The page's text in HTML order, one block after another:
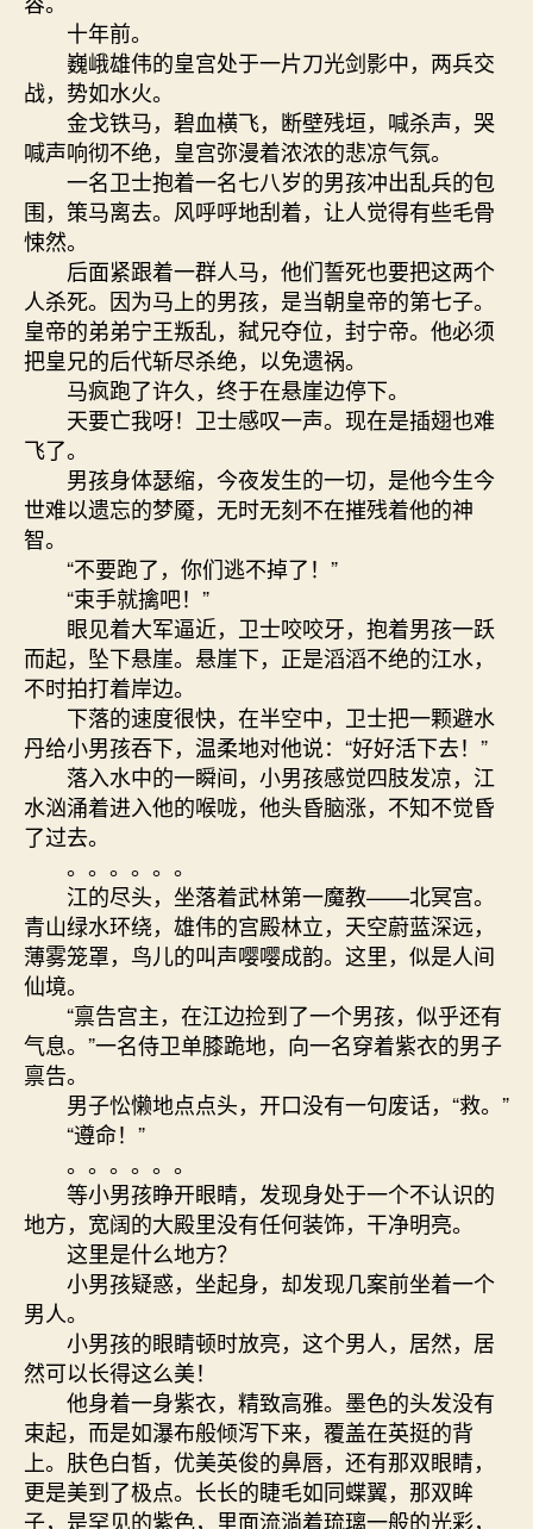
十年前。
巍峨雄伟的皇宫处于一片刀光剑影中，两兵交
战，势如水火。
金戈铁马，碧血横飞，断壁残垣，喊杀声，哭
喊声响彻不绝，皇宫弥漫着浓浓的悲凉气氛。
一名卫士抱着一名七八岁的男孩冲出乱兵的包
围，策马离去。风呼呼地刮着，让人觉得有些毛骨
悚然。
后面紧跟着一群人马，他们誓死也要把这两个
人杀死。因为马上的男孩，是当朝皇帝的第七子。
皇帝的弟弟宁王叛乱，弑兄夺位，封宁帝。他必须
把皇兄的后代斩尽杀绝，以免遗祸。
马疯跑了许久，终于在悬崖边停下。
天要亡我呀！卫士感叹一声。现在是插翅也难
飞了。
男孩身体瑟缩，今夜发生的一切，是他今生今
世难以遗忘的梦魇，无时无刻不在摧残着他的神
智。
“不要跑了，你们逃不掉了！”
“束手就擒吧！”
眼见着大军逼近，卫士咬咬牙，抱着男孩一跃
而起，坠下悬崖。悬崖下，正是滔滔不绝的江水，
不时拍打着岸边。
下落的速度很快，在半空中，卫士把一颗避水
丹给小男孩吞下，温柔地对他说：“好好活下去！”
落入水中的一瞬间，小男孩感觉四肢发凉，江
水汹涌着进入他的喉咙，他头昏脑涨，不知不觉昏
了过去。
。。。。。。
江的尽头，坐落着武林第一魔教——北冥宫。
青山绿水环绕，雄伟的宫殿林立，天空蔚蓝深远，
薄雾笼罩，鸟儿的叫声嘤嘤成韵。这里，似是人间
仙境。
“禀告宫主，在江边捡到了一个男孩，似乎还有
气息。”一名侍卫单膝跪地，向一名穿着紫衣的男子
禀告。
男子忪懒地点点头，开口没有一句废话，“救。”
“遵命！”
。。。。。。
等小男孩睁开眼睛，发现身处于一个不认识的
地方，宽阔的大殿里没有任何装饰，干净明亮。
这里是什么地方？
小男孩疑惑，坐起身，却发现几案前坐着一个
男人。
小男孩的眼睛顿时放亮，这个男人，居然，居
然可以长得这么美！
他身着一身紫衣，精致高雅。墨色的头发没有
束起，而是如瀑布般倾泻下来，覆盖在英挺的背
上。肤色白皙，优美英俊的鼻唇，还有那双眼睛，
更是美到了极点。长长的睫毛如同蝶翼，那双眸
子，是罕见的紫色，里面流淌着琉璃一般的光彩，